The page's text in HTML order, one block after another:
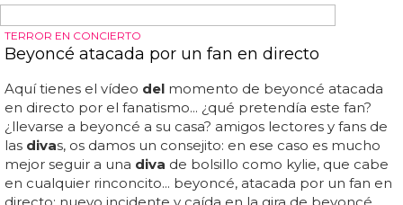
A QUIEN BUEN ÁRBOL SE ARRIMA...
Mary J. Blige colabora con Disclosure en 'F For
You'
Blige colabora con disclosure en 'f for you': ladiva